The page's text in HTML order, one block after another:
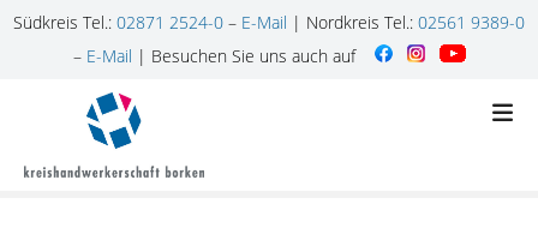
Südkreis Tel.: 02871 2524-0 – E-Mail | Nordkreis Tel.: 02561 9389-0
– E-Mail | Besuchen Sie uns auch auf